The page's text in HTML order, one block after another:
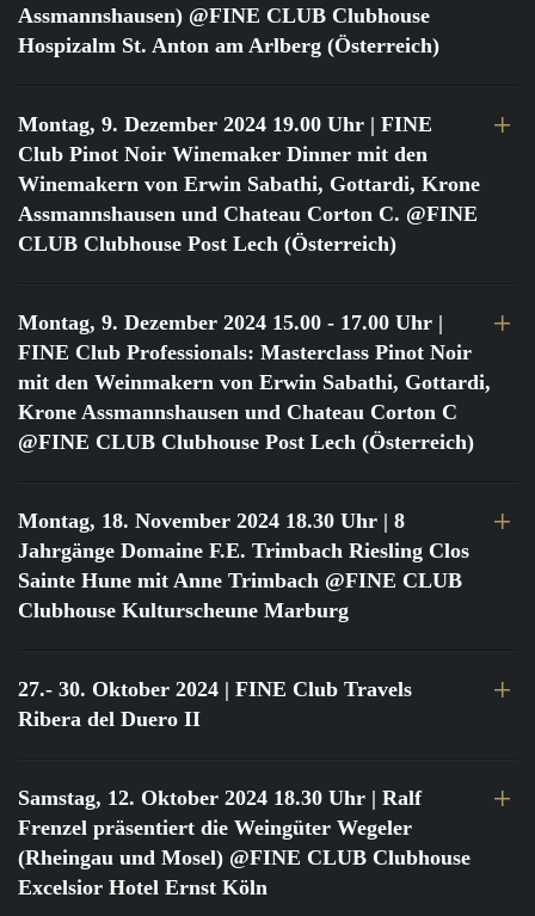
Assmannshausen) @FINE CLUB Clubhouse
Hospizalm St. Anton am Arlberg (Österreich)
Montag, 9. Dezember 2024 19.00 Uhr | FINE
Club Pinot Noir Winemaker Dinner mit den
Winemakern von Erwin Sabathi, Gottardi, Krone
Assmannshausen und Chateau Corton C. @FINE
CLUB Clubhouse Post Lech (Österreich)
Montag, 9. Dezember 2024 15.00 - 17.00 Uhr |
FINE Club Professionals: Masterclass Pinot Noir
mit den Weinmakern von Erwin Sabathi, Gottardi,
Krone Assmannshausen und Chateau Corton C
@FINE CLUB Clubhouse Post Lech (Österreich)
Montag, 18. November 2024 18.30 Uhr | 8
Jahrgänge Domaine F.E. Trimbach Riesling Clos
Sainte Hune mit Anne Trimbach @FINE CLUB
Clubhouse Kulturscheune Marburg
27.- 30. Oktober 2024 | FINE Club Travels
Ribera del Duero II
Samstag, 12. Oktober 2024 18.30 Uhr | Ralf
Frenzel präsentiert die Weingüter Wegeler
(Rheingau und Mosel) @FINE CLUB Clubhouse
Excelsior Hotel Ernst Köln